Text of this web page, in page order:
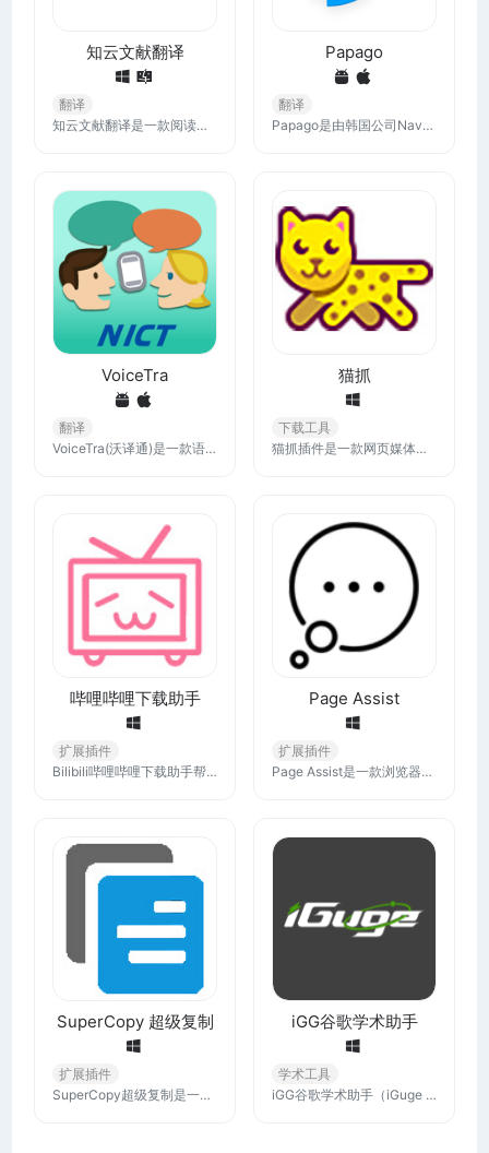
知云文献翻译
翻译
知云文献翻译是一款阅读翻译一体化软件，自带PDF阅读器，选中即可翻译，无需复制，特色翻译引擎，内置谷歌生物医学专用翻译引擎，可进行学术术语优化。
Papago
翻译
Papago是由韩国公司Naver开发的翻译工具，广泛用于东亚国家。支持文本翻译、语音翻译、对话翻译和图片翻译。在韩语日语和中文之间的翻译表现良好，适合日常沟通和旅游。
VoiceTra
翻译
VoiceTra(沃译通)是一款语音翻译软件，可以将您所说的内容翻译成其他语言。画面简单明了，操作也很简便，而且还可以查看翻译结果有没有错误。
猫抓
下载工具
猫抓插件是一款网页媒体嗅探工具，能够帮助用户在任意网页中获取音视频链接等数据，实现提取视频和音频的功能。该插件可以在任意站点抓取数据，支持多站点同时更新，操作简单方便。用户可以通过猫抓插件轻松获取他们需要的内容并保存在本地电脑上。
哔哩哔哩下载助手
扩展插件
Bilibili哔哩哔哩下载助手帮助你下载你能在B站网站播放的视频（所以前提是你能在网站上播放），适用于某些番剧可以看却不能离线缓存的场景
Page Assist
扩展插件
Page Assist是一款浏览器插件，可为您的本地 AI 模型提供侧边栏和 Web UI。它允许您从任何网页与您的模型进行交互。下载完后，拖动文件到浏览器扩展管理页面安装即可。
SuperCopy 超级复制
扩展插件
SuperCopy超级复制是一款用于解决特定网页上文字复制受限问题的浏览器插件。在浏览有些网页时，当你无法复制其中的部分文字时，SuperCopy插件可以轻松解决！
iGG谷歌学术助手
学术工具
iGG谷歌学术助手（iGuge Helper）为广大科研及医务工作者、高校学生提供谷歌学术文献、期刊等资料产品的查询与加速访问。您可以从一个位置搜索众多学科和资料来源，帮助您在整个学术领域中确定相关性最强的研究。